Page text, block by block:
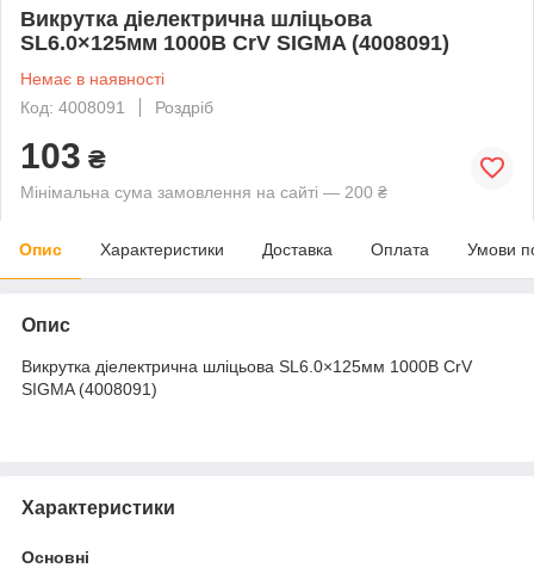
Викрутка діелектрична шліцьова
SL6.0×125мм 1000В CrV SIGMA (4008091)
Немає в наявності
Код: 4008091
Роздріб
103 ₴
Мінімальна сума замовлення на сайті — 200 ₴
Опис Характеристики Доставка Оплата Умови
Опис
Викрутка діелектрична шліцьова SL6.0×125мм 1000В CrV
SIGMA (4008091)
Характеристики
Основні